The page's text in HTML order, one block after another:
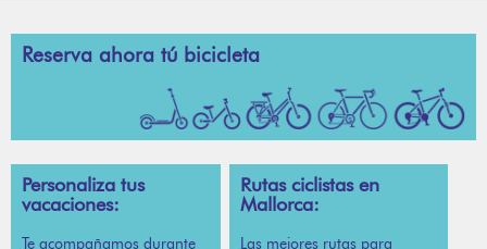
Reserva ahora tú bicicleta
Personaliza tus
vacaciones:
Te acompañamos durante
Rutas ciclistas en
Mallorca:
Las mejores rutas para